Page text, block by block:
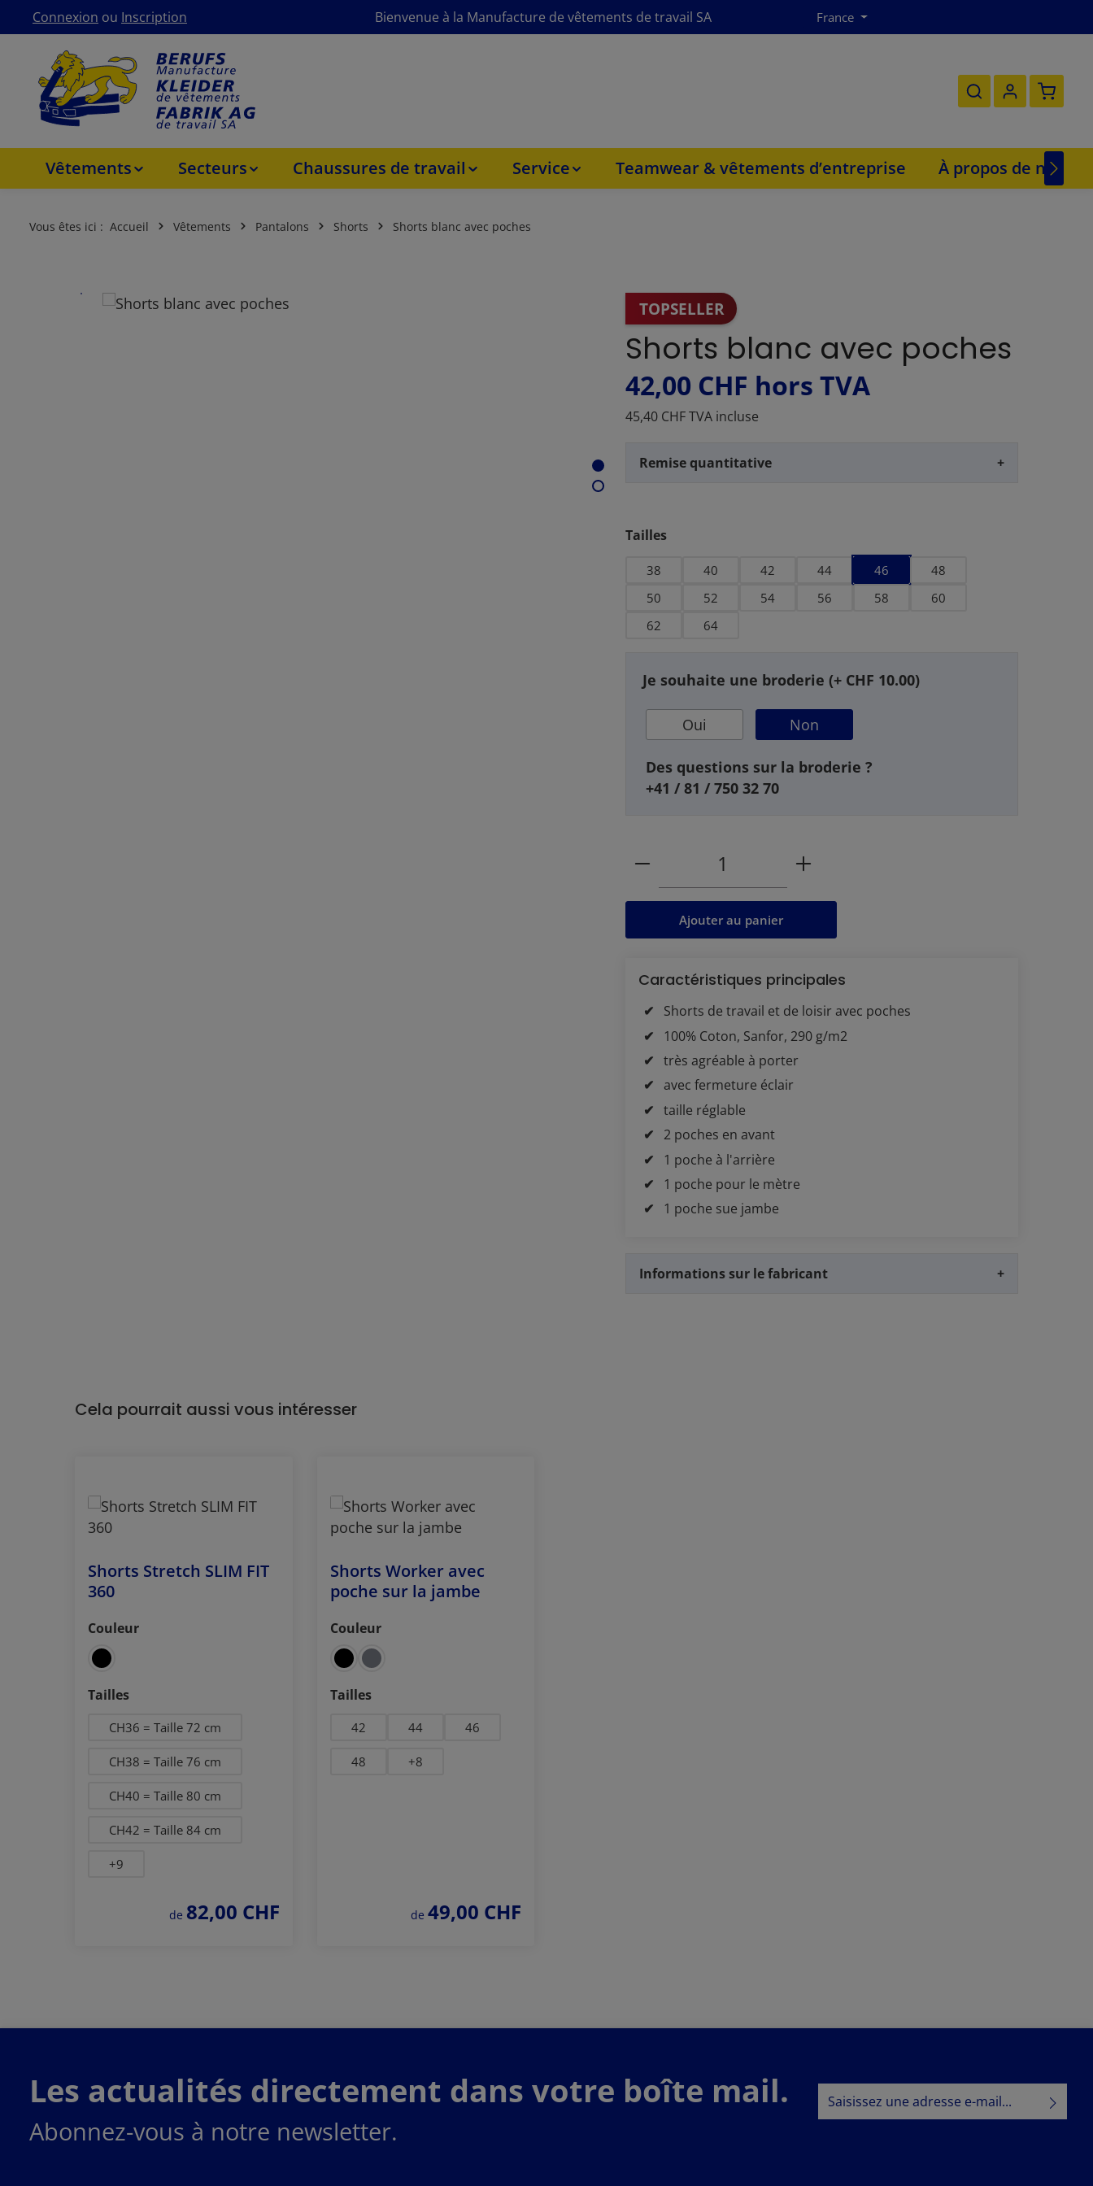
au contenu principal
Passer à la navigation principale
Connexion ou Inscription Bienvenue à la Manufacture de vêtements de travail SA France
Le
Vêtements Secteurs Chaussures de travail Service Teamwear & vêtements d’entreprise À propos de nous
Vous êtes ici : Accueil Vêtements Pantalons Shorts Shorts blanc avec poches
Ignorer la galerie d'images TOPSELLER
Shorts blanc avec poches
42,00 CHF hors TVA
45,40 CHF TVA incluse
Remise quantitative +
Sélectionnez
Tailles
38 40 42 44 46
48
50
52 54 56 58
60
62
64
Je souhaite une broderie (+ CHF 10.00)
Oui Non
Des questions sur la broderie ?
+41 / 81 / 750 32 70
Quantité de produit : Entrez la quantité
Ajouter au panier
Caractéristiques principales
Shorts de travail et de loisir avec poches
100% Coton, Sanfor, 290 g/m2
très agréable à porter
avec fermeture éclair
taille réglable
2 poches en avant
1 poche à l'arrière
1 poche pour le mètre
1 poche sue jambe
Informations sur le fabricant +
Cela pourrait aussi vous intéresser
Shorts Stretch SLIM FIT
360
Sélectionnez
Couleur
Sélectionnez
Tailles
CH36 = Taille 72 cm
CH38 = Taille 76 cm
CH40 = Taille 80 cm
CH42 = Taille 84 cm
+9
prix régulier :
de 82,00 CHF
Shorts Worker avec
poche sur la jambe
Sélectionnez
Couleur
Sélectionnez
Tailles
42 44 46
48 +8
prix régulier :
de 49,00 CHF
Les actualités directement dans votre boîte mail.
Abonnez-vous à notre newsletter.
Adresse e-mail*